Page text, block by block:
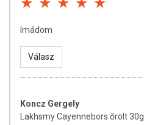
Imádom
Válasz
Koncz Gergely
Lakhsmy Cayennebors őrölt 30g